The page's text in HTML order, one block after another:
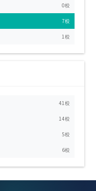
0校
7校
1校
41校
14校
5校
6校